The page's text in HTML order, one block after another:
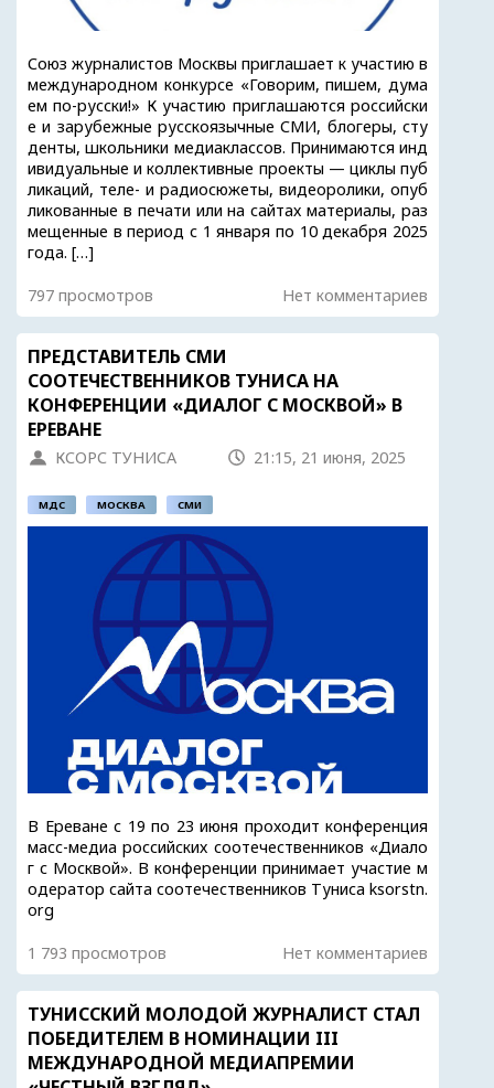
Союз журналистов Москвы приглашает к участию в
международном конкурсе «Говорим, пишем, дума
ем по-русски!» К участию приглашаются российски
е и зарубежные русскоязычные СМИ, блогеры, сту
денты, школьники медиаклассов. Принимаются инд
ивидуальные и коллективные проекты — циклы пуб
ликаций, теле- и радиосюжеты, видеоролики, опуб
ликованные в печати или на сайтах материалы, раз
мещенные в период с 1 января по 10 декабря 2025
года. […]
797 просмотров Нет комментариев
ПРЕДСТАВИТЕЛЬ СМИ
СООТЕЧЕСТВЕННИКОВ ТУНИСА НА
КОНФЕРЕНЦИИ «ДИАЛОГ С МОСКВОЙ» В
ЕРЕВАНЕ
КСОРС ТУНИСА 21:15, 21 июня, 2025
МДС МОСКВА СМИ
В Ереване с 19 по 23 июня проходит конференция
масс-медиа российских соотечественников «Диало
г с Москвой». В конференции принимает участие м
одератор сайта соотечественников Туниса ksorstn.
org
1 793 просмотров Нет комментариев
ТУНИССКИЙ МОЛОДОЙ ЖУРНАЛИСТ СТАЛ
ПОБЕДИТЕЛЕМ В НОМИНАЦИИ III
МЕЖДУНАРОДНОЙ МЕДИАПРЕМИИ